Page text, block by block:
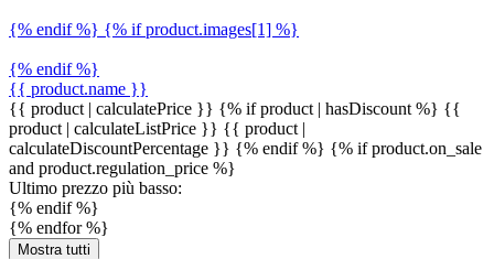
{% endif %} {% if product.images[1] %}
{% endif %}
{{ product.name }}
{{ product | calculatePrice }} {% if product | hasDiscount %} {{
product | calculateListPrice }} {{ product |
calculateDiscountPercentage }} {% endif %} {% if product.on_sale
and product.regulation_price %}
Ultimo prezzo più basso:
{% endif %}
{% endfor %}
Mostra tutti